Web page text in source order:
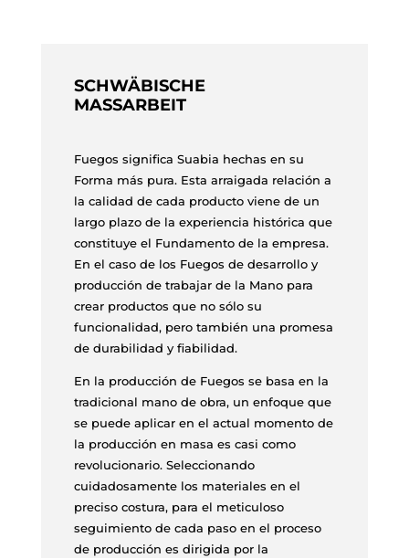
SCHWÄBISCHE
MASSARBEIT
Fuegos significa Suabia hechas en su
Forma más pura. Esta arraigada relación a
la calidad de cada producto viene de un
largo plazo de la experiencia histórica que
constituye el Fundamento de la empresa.
En el caso de los Fuegos de desarrollo y
producción de trabajar de la Mano para
crear productos que no sólo su
funcionalidad, pero también una promesa
de durabilidad y fiabilidad.
En la producción de Fuegos se basa en la
tradicional mano de obra, un enfoque que
se puede aplicar en el actual momento de
la producción en masa es casi como
revolucionario. Seleccionando
cuidadosamente los materiales en el
preciso costura, para el meticuloso
seguimiento de cada paso en el proceso
de producción es dirigida por la